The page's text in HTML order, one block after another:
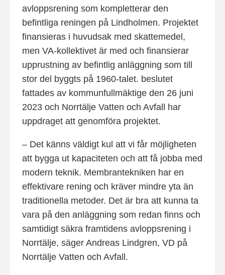
avloppsrening som kompletterar den
befintliga reningen på Lindholmen. Projektet
finansieras i huvudsak med skattemedel,
men VA-kollektivet är med och finansierar
upprustning av befintlig anläggning som till
stor del byggts på 1960-talet. beslutet
fattades av kommunfullmäktige den 26 juni
2023 och Norrtälje Vatten och Avfall har
uppdraget att genomföra projektet.
– Det känns väldigt kul att vi får möjligheten
att bygga ut kapaciteten och att få jobba med
modern teknik. Membrantekniken har en
effektivare rening och kräver mindre yta än
traditionella metoder. Det är bra att kunna ta
vara på den anläggning som redan finns och
samtidigt säkra framtidens avloppsrening i
Norrtälje, säger Andreas Lindgren, VD på
Norrtälje Vatten och Avfall.